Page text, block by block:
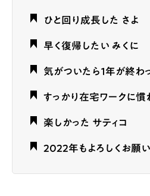
ひと回り成長した さよ
早く復帰したい みくに
気がついたら１年が終わ
すっかり在宅ワークに慣
楽しかった サティコ
2022年もよろしくお願い